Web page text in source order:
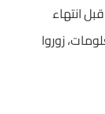
انتهاء
زوروا